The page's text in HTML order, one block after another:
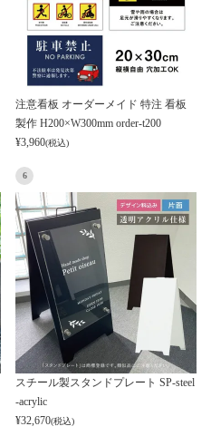
注意看板 オーダーメイド 特注 看板
製作 H200×W300mm order-t200
¥3,960(税込)
6
スチール製スタンドプレート SP-steel
-acrylic
¥32,670(税込)